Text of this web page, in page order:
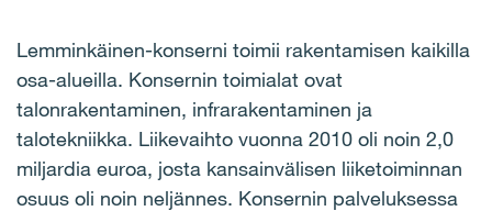
Lemminkäinen-konserni toimii rakentamisen kaikilla
osa-alueilla. Konsernin toimialat ovat
talonrakentaminen, infrarakentaminen ja
talotekniikka. Liikevaihto vuonna 2010 oli noin 2,0
miljardia euroa, josta kansainvälisen liiketoiminnan
osuus oli noin neljännes. Konsernin palveluksessa